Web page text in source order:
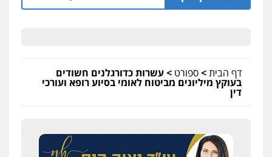
דף הבית>ספורט >עשרות כדורגלנים חשודים
בעוקץ מיליונים מביטוח לאומי בסיוע רופא ועורכי
דין